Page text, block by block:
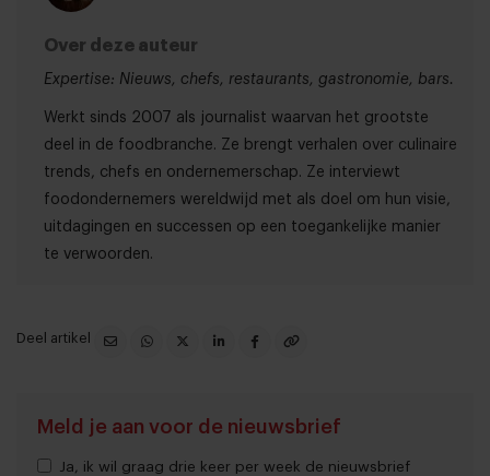
Over deze auteur
Expertise: Nieuws, chefs, restaurants, gastronomie, bars.
Werkt sinds 2007 als journalist waarvan het grootste
deel in de foodbranche. Ze brengt verhalen over culinaire
trends, chefs en ondernemerschap. Ze interviewt
foodondernemers wereldwijd met als doel om hun visie,
uitdagingen en successen op een toegankelijke manier
te verwoorden.
Deel artikel
Meld je aan voor de nieuwsbrief
Ja, ik wil graag drie keer per week de nieuwsbrief